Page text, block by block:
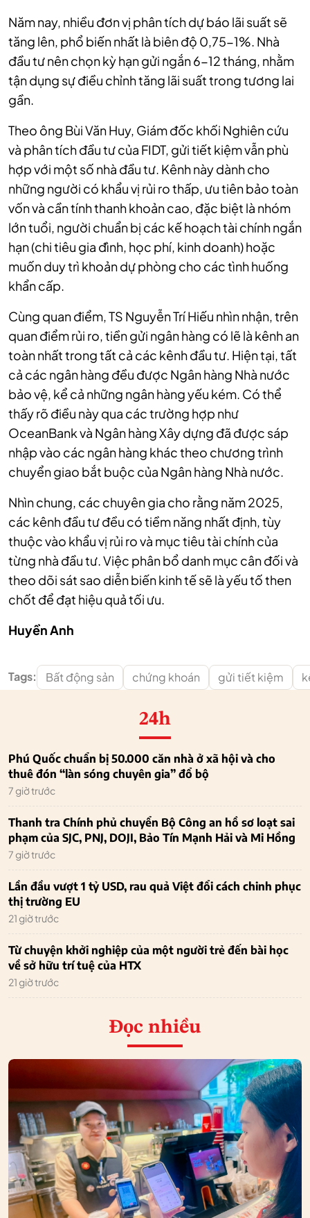
Năm nay, nhiều đơn vị phân tích dự báo lãi suất sẽ
tăng lên, phổ biến nhất là biên độ 0,75-1%. Nhà
đầu tư nên chọn kỳ hạn gửi ngắn 6-12 tháng, nhằm
tận dụng sự điều chỉnh tăng lãi suất trong tương lai
gần.
Theo ông Bùi Văn Huy, Giám đốc khối Nghiên cứu
và phân tích đầu tư của FIDT, gửi tiết kiệm vẫn phù
hợp với một số nhà đầu tư. Kênh này dành cho
những người có khẩu vị rủi ro thấp, ưu tiên bảo toàn
vốn và cần tính thanh khoản cao, đặc biệt là nhóm
lớn tuổi, người chuẩn bị các kế hoạch tài chính ngắn
hạn (chi tiêu gia đình, học phí, kinh doanh) hoặc
muốn duy trì khoản dự phòng cho các tình huống
khẩn cấp.
Cùng quan điểm, TS Nguyễn Trí Hiếu nhìn nhận, trên
quan điểm rủi ro, tiền gửi ngân hàng có lẽ là kênh an
toàn nhất trong tất cả các kênh đầu tư. Hiện tại, tất
cả các ngân hàng đều được Ngân hàng Nhà nước
bảo vệ, kể cả những ngân hàng yếu kém. Có thể
thấy rõ điều này qua các trường hợp như
OceanBank và Ngân hàng Xây dựng đã được sáp
nhập vào các ngân hàng khác theo chương trình
chuyển giao bắt buộc của Ngân hàng Nhà nước.
Nhìn chung, các chuyên gia cho rằng năm 2025,
các kênh đầu tư đều có tiềm năng nhất định, tùy
thuộc vào khẩu vị rủi ro và mục tiêu tài chính của
từng nhà đầu tư. Việc phân bổ danh mục cân đối và
theo dõi sát sao diễn biến kinh tế sẽ là yếu tố then
chốt để đạt hiệu quả tối ưu.
Huyền Anh
Tags: Bất động sản chứng khoán gửi tiết kiệm
24h
Phú Quốc chuẩn bị 50.000 căn nhà ở xã hội và cho
thuê đón “làn sóng chuyên gia” đổ bộ
7 giờ trước
Thanh tra Chính phủ chuyển Bộ Công an hồ sơ loạt sai
phạm của SJC, PNJ, DOJI, Bảo Tín Mạnh Hải và Mi Hồng
7 giờ trước
Lần đầu vượt 1 tỷ USD, rau quả Việt đổi cách chinh phục
thị trường EU
21 giờ trước
Từ chuyện khởi nghiệp của một người trẻ đến bài học
về sở hữu trí tuệ của HTX
21 giờ trước
Đọc nhiều